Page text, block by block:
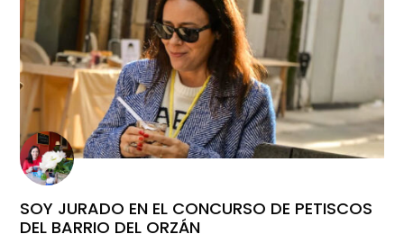
SOY JURADO EN EL CONCURSO DE PETISCOS
DEL BARRIO DEL ORZÁN